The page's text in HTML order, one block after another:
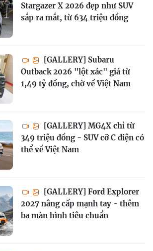
Stargazer X 2026 đẹp như SUV
sắp ra mắt, từ 634 triệu đồng
[GALLERY] Subaru
Outback 2026 "lột xác" giá từ
1,49 tỷ đồng, chờ về Việt Nam
[GALLERY] MG4X chỉ từ
349 triệu đồng - SUV cỡ C điện có
thể về Việt Nam
[GALLERY] Ford Explorer
2027 nâng cấp mạnh tay - thêm
ba màn hình tiêu chuẩn